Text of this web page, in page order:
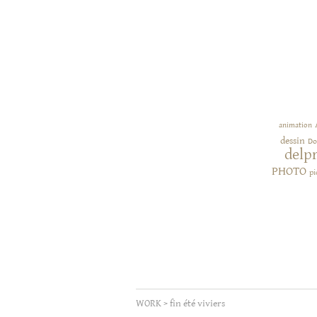
animation
dessin
PHOTO
WORK>fin été viviers